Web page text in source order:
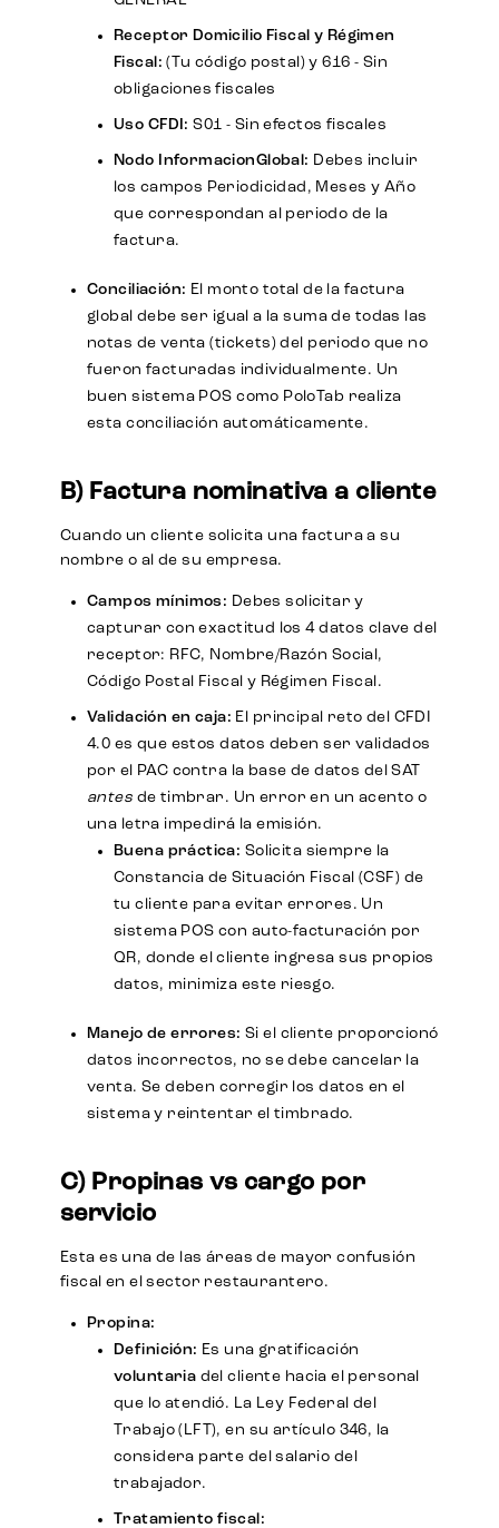
Receptor Domicilio Fiscal y Régimen
Fiscal: (Tu código postal) y 616 - Sin
obligaciones fiscales
Uso CFDI: S01 - Sin efectos fiscales
Nodo InformacionGlobal: Debes incluir
los campos Periodicidad, Meses y Año
que correspondan al periodo de la
factura.
Conciliación: El monto total de la factura
global debe ser igual a la suma de todas las
notas de venta (tickets) del periodo que no
fueron facturadas individualmente. Un
buen sistema POS como PoloTab realiza
esta conciliación automáticamente.
B) Factura nominativa a cliente
Cuando un cliente solicita una factura a su
nombre o al de su empresa.
Campos mínimos: Debes solicitar y
capturar con exactitud los 4 datos clave del
receptor: RFC, Nombre/Razón Social,
Código Postal Fiscal y Régimen Fiscal.
Validación en caja: El principal reto del CFDI
4.0 es que estos datos deben ser validados
por el PAC contra la base de datos del SAT
antes de timbrar. Un error en un acento o
una letra impedirá la emisión.
Buena práctica: Solicita siempre la
Constancia de Situación Fiscal (CSF) de
tu cliente para evitar errores. Un
sistema POS con auto-facturación por
QR, donde el cliente ingresa sus propios
datos, minimiza este riesgo.
Manejo de errores: Si el cliente proporcionó
datos incorrectos, no se debe cancelar la
venta. Se deben corregir los datos en el
sistema y reintentar el timbrado.
C) Propinas vs cargo por
servicio
Esta es una de las áreas de mayor confusión
fiscal en el sector restaurantero.
Propina:
Definición: Es una gratificación
voluntaria del cliente hacia el personal
que lo atendió. La Ley Federal del
Trabajo (LFT), en su artículo 346, la
considera parte del salario del
trabajador.
Tratamiento fiscal: